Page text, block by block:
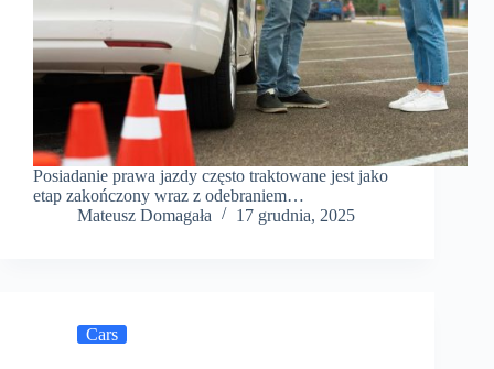
Posiadanie prawa jazdy często traktowane jest jako
etap zakończony wraz z odebraniem…
Mateusz Domagała
17 grudnia, 2025
Cars